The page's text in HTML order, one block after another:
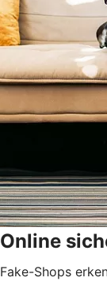
Online
Fake-Shops